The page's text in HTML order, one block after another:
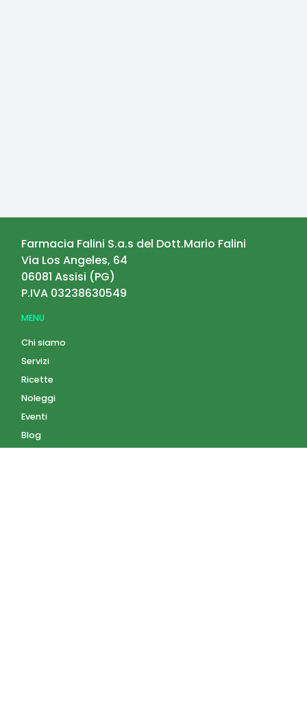
Farmacia Falini S.a.s del Dott.Mario Falini
Via Los Angeles, 64
06081 Assisi (PG)
P.IVA 03238630549
MENU
Chi siamo
Servizi
Ricette
Noleggi
Eventi
Blog